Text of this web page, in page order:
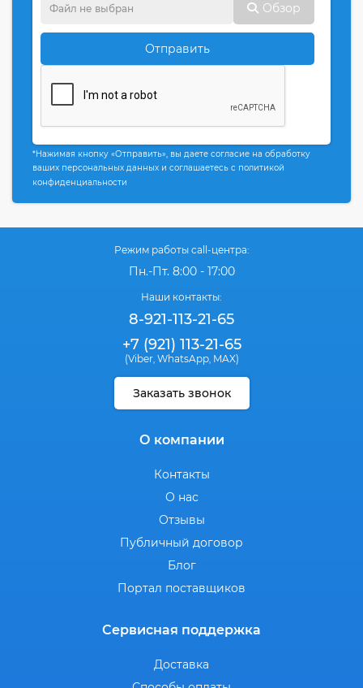
Обзор
Отправить
*Нажимая кнопку «Отправить», вы даете согласие на обработку
ваших персональных данных и соглашаетесь с политикой
конфиденциальности
Режим работы call-центра:
Пн.-Пт. 8:00 - 17:00
Наши контакты:
8-921-113-21-65
+7 (921) 113-21-65
(Viber, WhatsApp, MAX)
Заказать звонок
О компании
Контакты
О нас
Отзывы
Публичный договор
Блог
Портал поставщиков
Сервисная поддержка
Доставка